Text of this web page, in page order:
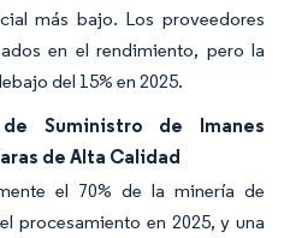
más bajo. Los proveedores
en el rendimiento, pero la
del 15% en 2025.
Suministro de Imanes
de Alta Calidad
el 70% de la minería de
procesamiento en 2025, y una